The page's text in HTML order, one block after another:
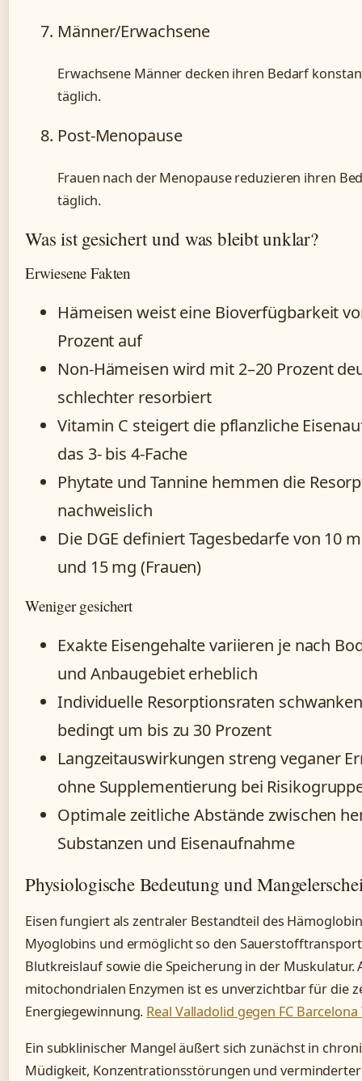
Männer/Erwachsene
Erwachsene Männer decken ihren Bedarf
täglich.
Post-Menopause
Frauen nach der Menopause reduzieren ihren
täglich.
Was ist gesichert und was bleibt unklar?
Erwiesene Fakten
Hämeisen weist eine Bioverfügbarkeit
Prozent auf
Non-Hämeisen wird mit 2–20 Prozent
schlechter resorbiert
Vitamin C steigert die pflanzliche
das 3- bis 4-Fache
Phytate und Tannine hemmen die
nachweislich
Die DGE definiert Tagesbedarfe von 10
und 15 mg (Frauen)
Weniger gesichert
Exakte Eisengehalte variieren je nach
und Anbaugebiet erheblich
Individuelle Resorptionsraten
bedingt um bis zu 30 Prozent
Langzeitauswirkungen streng veganer
ohne Supplementierung bei
Optimale zeitliche Abstände zwischen
Substanzen und Eisenaufnahme
Physiologische Bedeutung und
Eisen fungiert als zentraler Bestandteil des
Myoglobins und ermöglicht so den
Blutkreislauf sowie die Speicherung in der Muskulatur.
mitochondrialen Enzymen ist es unverzichtbar für die
Energiegewinnung. Real Valladolid gegen FC Barcelona
Ein subklinischer Mangel äußert sich zunächst in
Müdigkeit, Konzentrationsstörungen und